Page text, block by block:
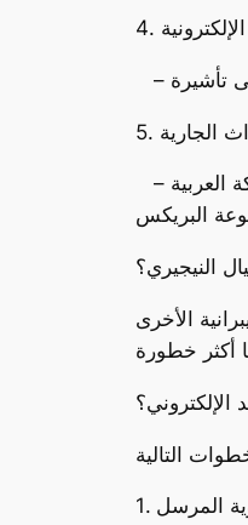
الجارية
– زعمت بعض عمليات الاحتيال أن المتلقين مؤهلون للحصول على أموال بسبب أحداث عالمية، مثل الانتخابات الأمريكية أو احتمال انضمام المملكة العربية
النيجيري؟
الأخرى